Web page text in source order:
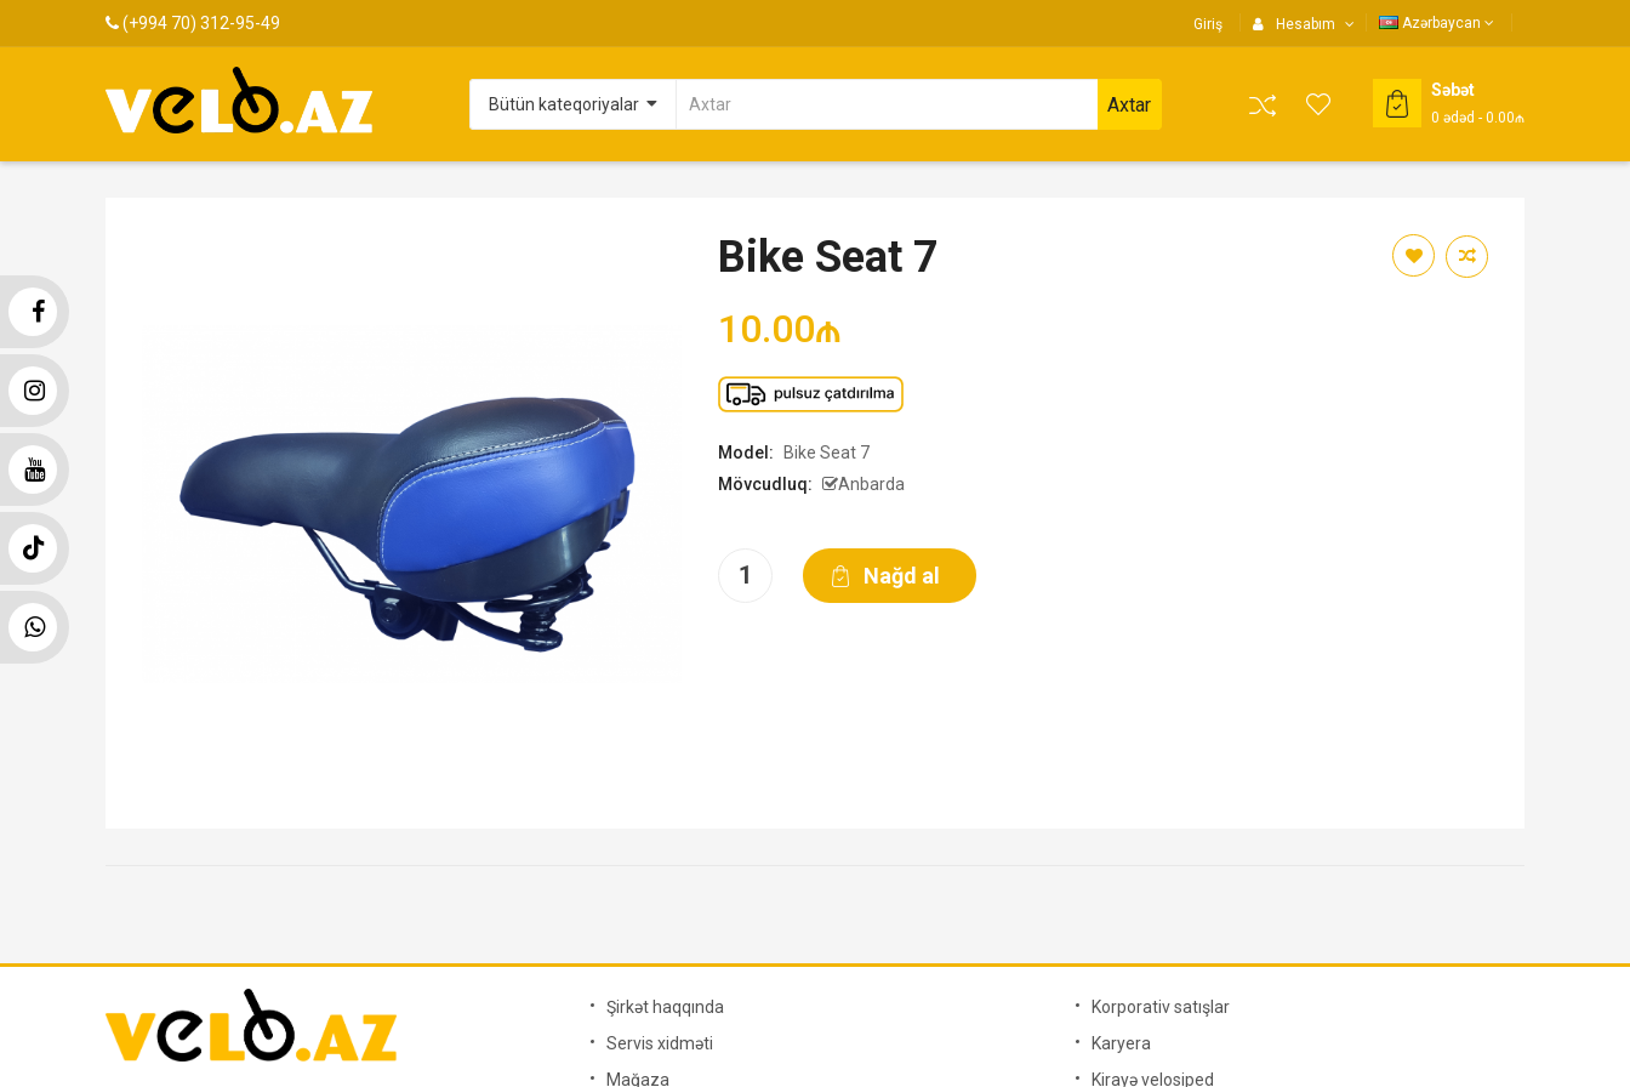
(+994 70) 312-95-49 Giriş Hesabım Azərbaycan
Axtar
Səbət
0 ədəd - 0.00₼
Bike Seat 7
10.00₼
Model:
Bike Seat 7
Mövcudluq:
Anbarda
Şirkət haqqında
Servis xidməti
Mağaza
Korporativ satışlar
Karyera
Kirayə velosiped